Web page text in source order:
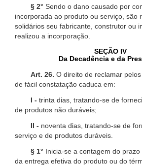
§ 2° Sendo o dano causado por
incorporada ao produto ou serviço, são
solidários seu fabricante, construtor ou
realizou a incorporação.
SEÇÃO IV
Da Decadência e da
Art. 26. O direito de reclamar
de fácil constatação caduca em:
I - trinta dias, tratando-se de
de produtos não duráveis;
II - noventa dias, tratando-se de
serviço e de produtos duráveis.
§ 1° Inicia-se a contagem do
da entrega efetiva do produto ou do